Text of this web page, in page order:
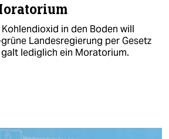
in den Boden will
Landesregierung per Gesetz
lediglich ein Moratorium.